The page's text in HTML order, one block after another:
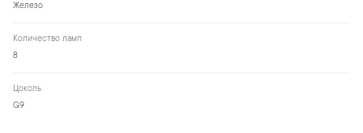
Железо
Количество ламп
8
Цоколь
G9